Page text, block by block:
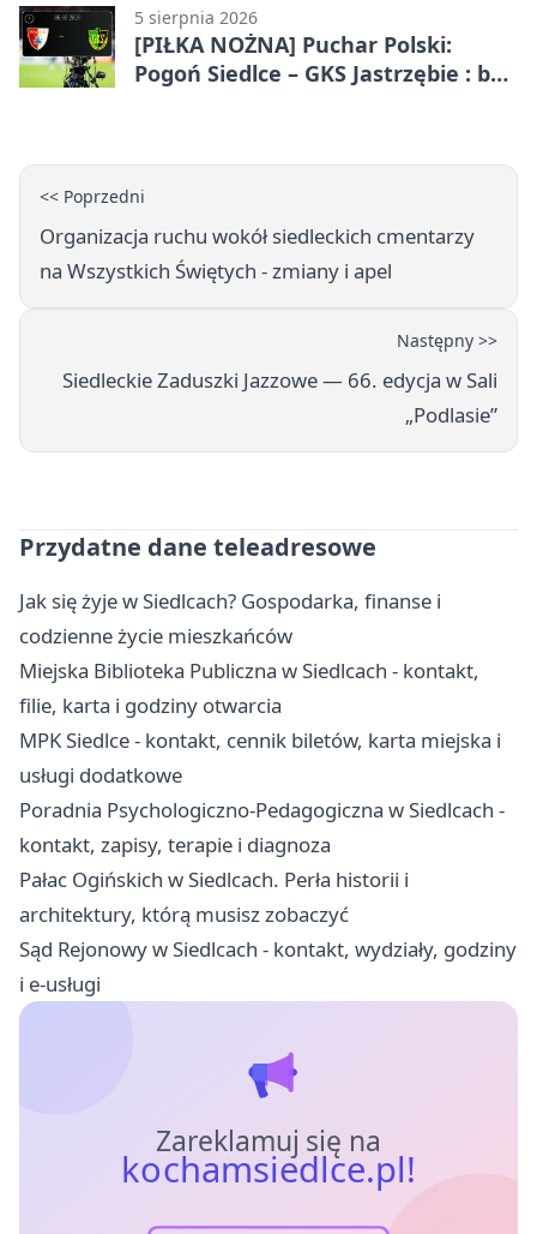
5 sierpnia 2026
[PIŁKA NOŻNA] Puchar Polski:
Pogoń Siedlce – GKS Jastrzębie : bez
<< Poprzedni
Organizacja ruchu wokół siedleckich cmentarzy
na Wszystkich Świętych - zmiany i apel
Następny >>
Siedleckie Zaduszki Jazzowe — 66. edycja w Sali
„Podlasie”
Przydatne dane teleadresowe
Jak się żyje w Siedlcach? Gospodarka, finanse i
codzienne życie mieszkańców
Miejska Biblioteka Publiczna w Siedlcach - kontakt,
filie, karta i godziny otwarcia
MPK Siedlce - kontakt, cennik biletów, karta miejska i
usługi dodatkowe
Poradnia Psychologiczno-Pedagogiczna w Siedlcach -
kontakt, zapisy, terapie i diagnoza
Pałac Ogińskich w Siedlcach. Perła historii i
architektury, którą musisz zobaczyć
Sąd Rejonowy w Siedlcach - kontakt, wydziały, godziny
i e-usługi
Zareklamuj się na
kochamsiedlce.pl!